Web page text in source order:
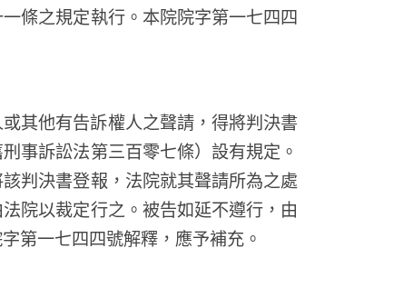
條之規定執行。本院院字第一七四四
其他有告訴權人之聲請，得將判決書
事訴訟法第三百零七條）設有規定。
判決書登報，法院就其聲請所為之處
院以裁定行之。被告如延不遵行，由
第一七四四號解釋，應予補充。